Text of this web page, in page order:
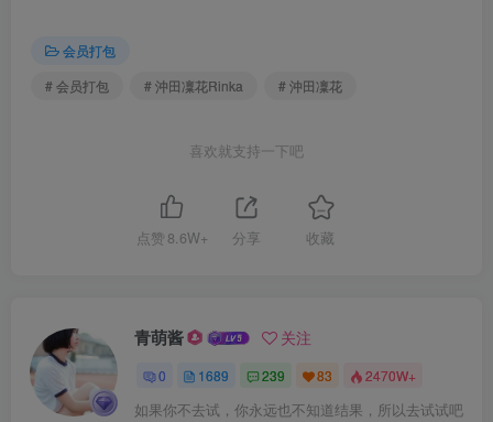
会员打包
# 会员打包
# 沖田凜花Rinka # 沖田凜花
喜欢就支持一下吧
点赞 8.6W+ 分享 收藏
青萌酱 关注
0 1689 239 83 2470W+
如果你不去试，你永远也不知道结果，所以去试试吧